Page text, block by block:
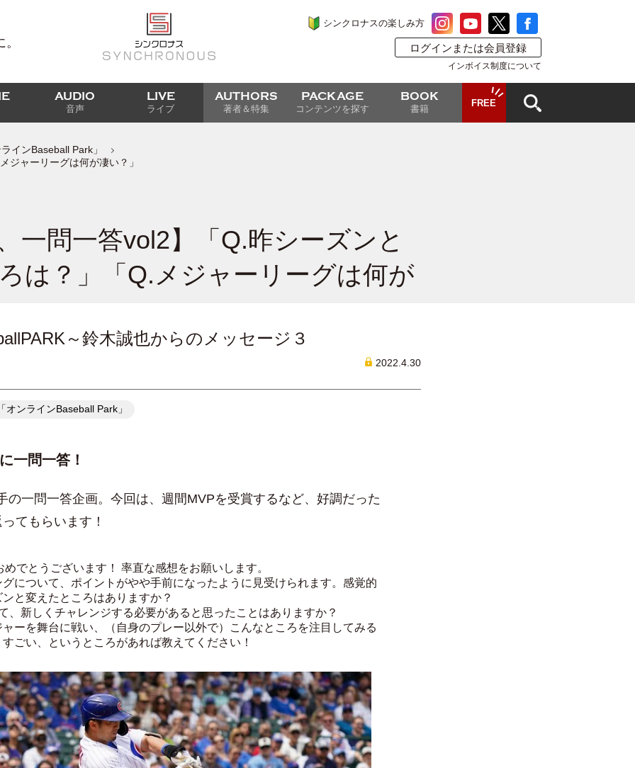
シンクロナスの楽しみ方
ログインまたは会員登録
インボイス制度について
AUDIO
音声
LIVE
ライブ
AUTHORS
著者＆特集
PACKAGE
コンテンツを探す
BOOK
書籍
FREE
インBaseball Park」
ジャーリーグは何が凄い？」
一問一答vol2】「Q.昨シーズンと
は？」「Q.メジャーリーグは何が
～鈴木誠也からのメッセージ３
2022.4.30
オンラインBaseball Park」
一問一答！
の一問一答企画。今回は、週間MVPを受賞するなど、好調だった
てもらいます！
めでとうございます！ 率直な感想をお願いします。
について、ポイントがやや手前になったように見受けられます。感覚的
と変えたところはありますか？
、新しくチャレンジする必要があると思ったことはありますか？
ーを舞台に戦い、（自身のプレー以外で）こんなところを注目してみる
ごい、というところがあれば教えてください！